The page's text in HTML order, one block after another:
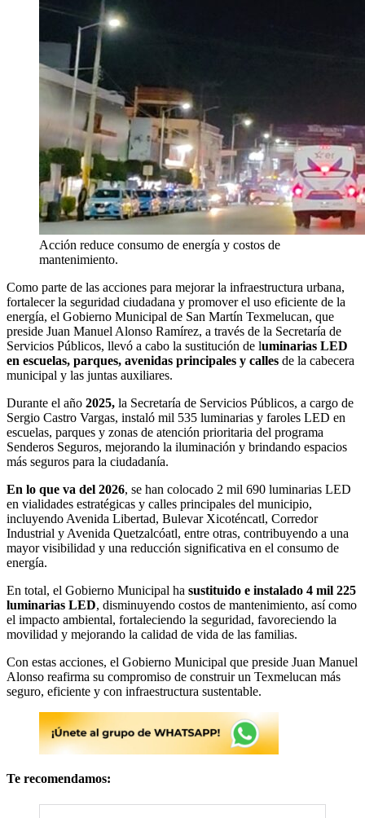
Acción reduce consumo de energía y costos de
mantenimiento.
Como parte de las acciones para mejorar la infraestructura urbana,
fortalecer la seguridad ciudadana y promover el uso eficiente de la
energía, el Gobierno Municipal de San Martín Texmelucan, que
preside Juan Manuel Alonso Ramírez, a través de la Secretaría de
Servicios Públicos, llevó a cabo la sustitución de luminarias LED
en escuelas, parques, avenidas principales y calles de la cabecera
municipal y las juntas auxiliares.
Durante el año 2025, la Secretaría de Servicios Públicos, a cargo de
Sergio Castro Vargas, instaló mil 535 luminarias y faroles LED en
escuelas, parques y zonas de atención prioritaria del programa
Senderos Seguros, mejorando la iluminación y brindando espacios
más seguros para la ciudadanía.
En lo que va del 2026, se han colocado 2 mil 690 luminarias LED
en vialidades estratégicas y calles principales del municipio,
incluyendo Avenida Libertad, Bulevar Xicoténcatl, Corredor
Industrial y Avenida Quetzalcóatl, entre otras, contribuyendo a una
mayor visibilidad y una reducción significativa en el consumo de
energía.
En total, el Gobierno Municipal ha sustituido e instalado 4 mil 225
luminarias LED, disminuyendo costos de mantenimiento, así como
el impacto ambiental, fortaleciendo la seguridad, favoreciendo la
movilidad y mejorando la calidad de vida de las familias.
Con estas acciones, el Gobierno Municipal que preside Juan Manuel
Alonso reafirma su compromiso de construir un Texmelucan más
seguro, eficiente y con infraestructura sustentable.
Te recomendamos: